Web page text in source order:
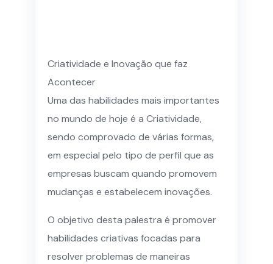
Criatividade e Inovação que faz
Acontecer
Uma das habilidades mais importantes
no mundo de hoje é a Criatividade,
sendo comprovado de várias formas,
em especial pelo tipo de perfil que as
empresas buscam quando promovem
mudanças e estabelecem inovações.
O objetivo desta palestra é promover
habilidades criativas focadas para
resolver problemas de maneiras